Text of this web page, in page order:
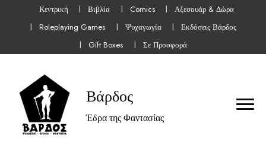
Κεντρική Βιβλία Comics
Αξεσουάρ & Δώρα
Roleplaying Games
Ψυχαγωγία
Εκδόσεις Βάρδος
Gift Boxes
Σε Προσφορά
Βάρδος
Έδρα της Φαντασίας